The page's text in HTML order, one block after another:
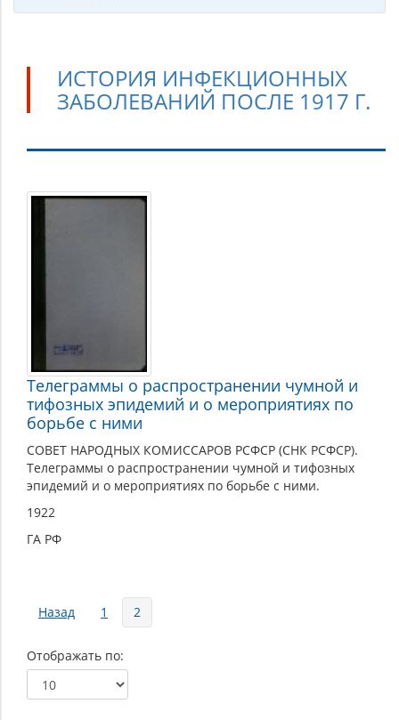
ИСТОРИЯ ИНФЕКЦИОННЫХ
ЗАБОЛЕВАНИЙ ПОСЛЕ 1917 Г.
История
Телеграммы о распространении чумной и
тифозных эпидемий и о мероприятиях по
борьбе с ними
СОВЕТ НАРОДНЫХ КОМИССАРОВ РСФСР (СНК РСФСР).
Телеграммы о распространении чумной и тифозных
эпидемий и о мероприятиях по борьбе с ними.
1922
ГА РФ
Страницы
Назад 1 2
Отображать по